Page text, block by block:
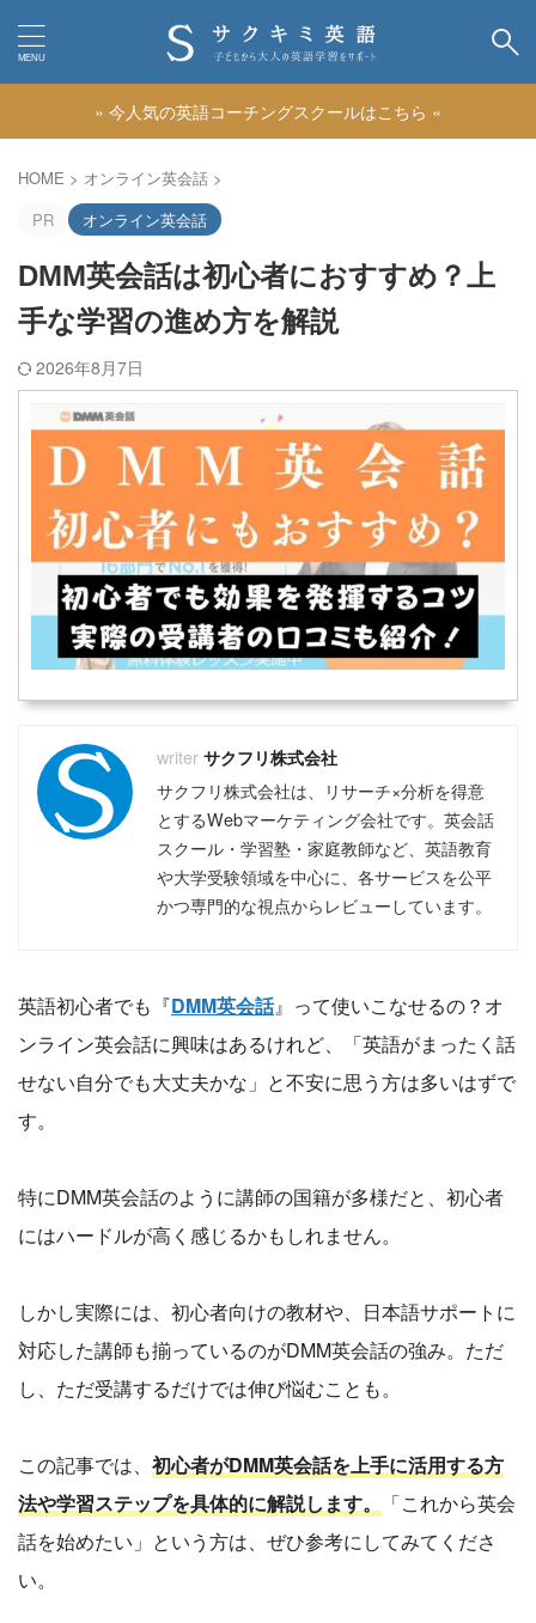
» 今人気の英語コーチングスクールはこちら «
HOME > オンライン英会話 >
PR
オンライン英会話
DMM英会話は初心者におすすめ？上
手な学習の進め方を解説
2026年8月7日
サクフリ株式会社
サクフリ株式会社は、リサーチ×分析を得意
とするWebマーケティング会社です。英会話
スクール・学習塾・家庭教師など、英語教育
や大学受験領域を中心に、各サービスを公平
かつ専門的な視点からレビューしています。
英語初心者でも『DMM英会話』って使いこなせるの？オ
ンライン英会話に興味はあるけれど、「英語がまったく話
せない自分でも大丈夫かな」と不安に思う方は多いはずで
す。
特にDMM英会話のように講師の国籍が多様だと、初心者
にはハードルが高く感じるかもしれません。
しかし実際には、初心者向けの教材や、日本語サポートに
対応した講師も揃っているのがDMM英会話の強み。ただ
し、ただ受講するだけでは伸び悩むことも。
この記事では、 初心者がDMM英会話を上手に活用する方
法や学習ステップを具体的に解説します。
「これから英会
話を始めたい」という方は、ぜひ参考にしてみてくださ
い。